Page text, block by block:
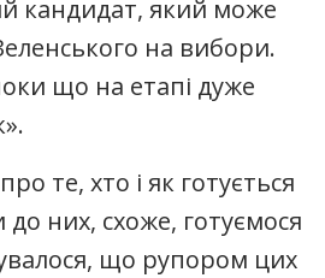
кандидат, який може
на вибори.
що на етапі дуже
те, хто і як готується
них, схоже, готуємося
що рупором цих